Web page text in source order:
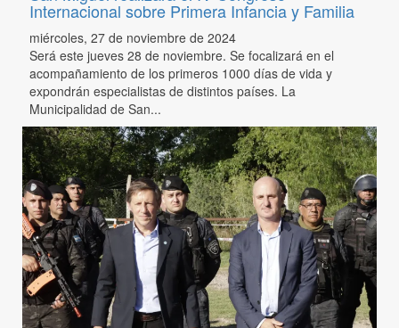
Internacional sobre Primera Infancia y Familia
miércoles, 27 de noviembre de 2024
Será este jueves 28 de noviembre. Se focalizará en el
acompañamiento de los primeros 1000 días de vida y
expondrán especialistas de distintos países. La
Municipalidad de San...